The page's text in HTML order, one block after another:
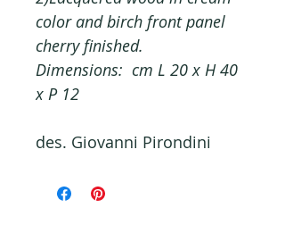
color and birch front panel
cherry finished.
Dimensions: cm L 20 x H 40
x P 12
des. Giovanni Pirondini